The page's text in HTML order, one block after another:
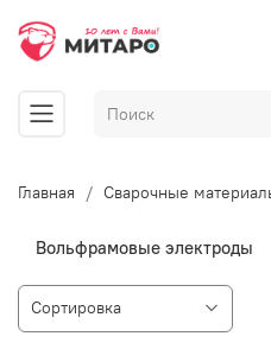
Главная Сварочные
Вольфрамовые электроды